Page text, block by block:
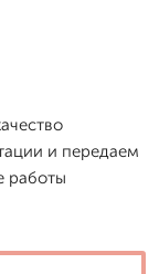
и передаем
работы